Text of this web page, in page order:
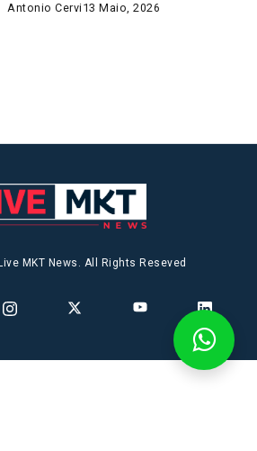
Antonio Cervi 13 Maio, 2026
MKT News. All Rights Reseved